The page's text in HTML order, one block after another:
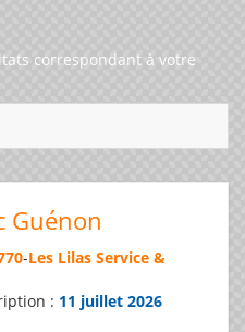
correspondant à votre
Guénon
-Les Lilas Service &
: 11 juillet 2026